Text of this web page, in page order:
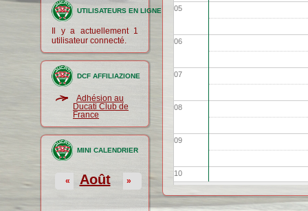
UTILISATEURS EN LIGNE
Il y a actuellement 1
utilisateur connecté.
DCF AFFILIAZIONE
Adhésion au
Ducati Club de
France
MINI CALENDRIER
Août
« »
05
06
07
08
09
10
11